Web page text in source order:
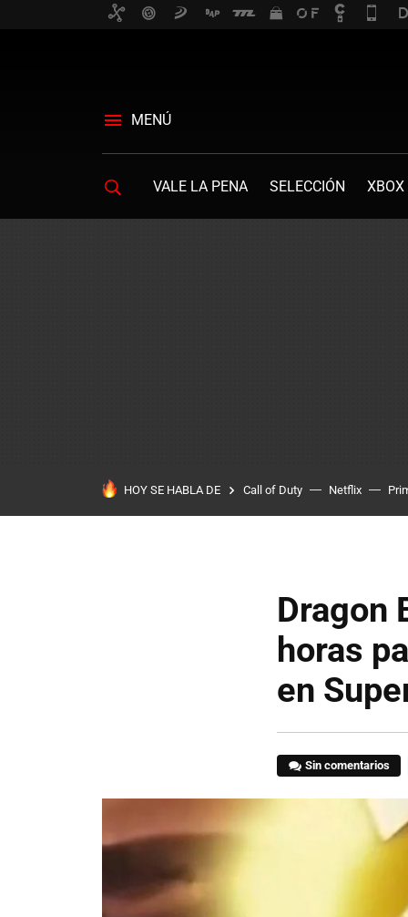
MENÚ
VALE LA PENA SELECCIÓN XBOX
HOY SE HABLA DE Call of Duty Netflix
Dragon
horas
en
Sin comentarios